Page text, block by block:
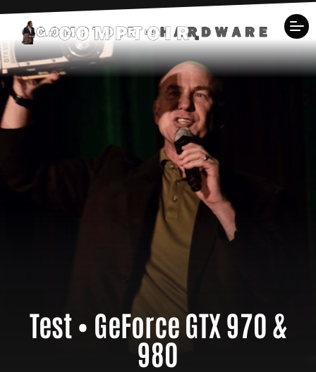
Test • GeForce GTX 970 &
980